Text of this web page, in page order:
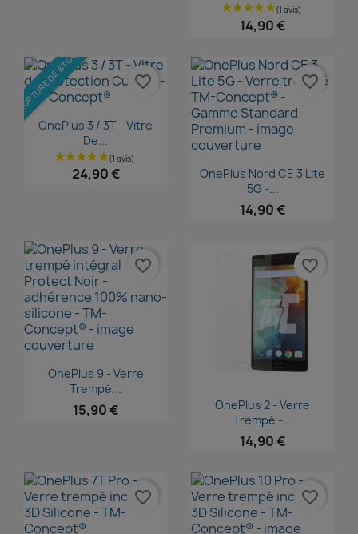
14,90 €
Aperçu rapide
OnePlus 3 / 3T - Vitre
De...
24,90 €
RUPTURE DE STOCK favorite_border
Aperçu rapide
OnePlus Nord CE 3 Lite
5G -...
14,90 €
favorite_border
Aperçu rapide
OnePlus 9 - Verre
Trempé...
15,90 €
favorite_border
Aperçu rapide
OnePlus 2 - Verre
Trempé -...
14,90 €
favorite_border
favorite_border favorite_border